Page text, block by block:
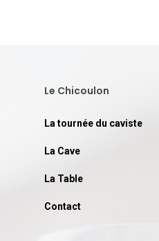
Le Chicoulon
La tournée du caviste
La Cave
La Table
Contact